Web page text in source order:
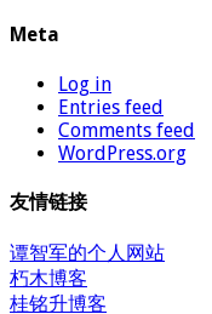
Meta
Log in
Entries feed
Comments feed
WordPress.org
友情链接
谭智军的个人网站
朽木博客
桂铭升博客